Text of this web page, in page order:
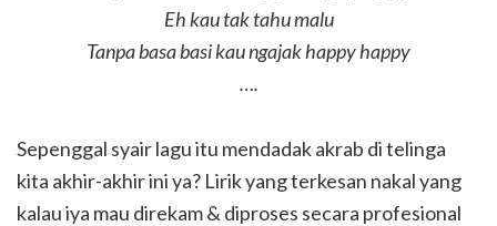
Eh kau tak tahu malu
Tanpa basa basi kau ngajak happy happy
….
Sepenggal syair lagu itu mendadak akrab di telinga
kita akhir-akhir ini ya? Lirik yang terkesan nakal yang
kalau iya mau direkam & diproses secara profesional